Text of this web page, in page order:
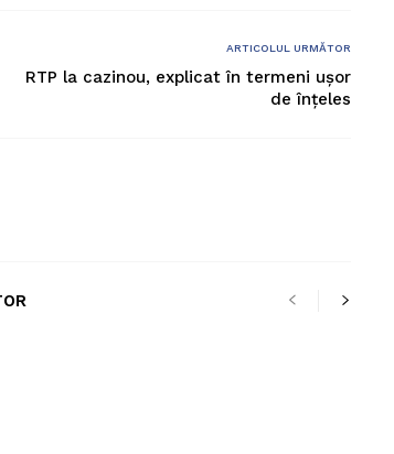
ARTICOLUL URMĂTOR
RTP la cazinou, explicat în termeni ușor
de înțeles